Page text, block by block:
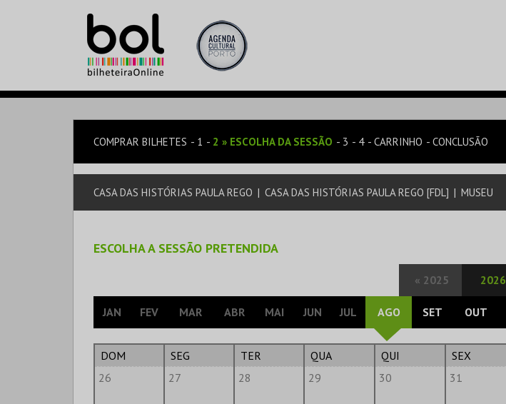
COMPRAR BILHETES 1 2 » ESCOLHA DA SESSÃO 3 4 CARRINHO CONCLUSÃO
CASA DAS HISTÓRIAS PAULA REGO | CASA DAS HISTÓRIAS PAULA REGO [FDL] | MUSEU
ESCOLHA A SESSÃO PRETENDIDA
« 2025 2026
JAN FEV MAR ABR MAI JUN JUL AGO SET OUT
DOM SEG TER QUA QUI SEX
26
27 28 29 30 31